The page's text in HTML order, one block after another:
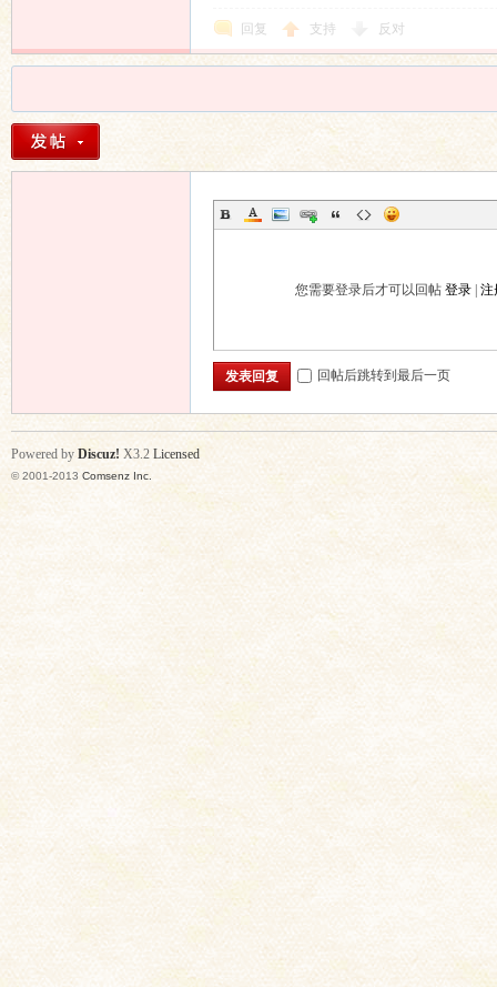
回复 支持 反对
您需要登录后才可以回帖 登录 注
发表回复 回帖后跳转到最后一页
Powered by Discuz! X3.2 Licensed
© 2001-2013 Comsenz Inc.